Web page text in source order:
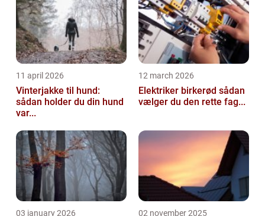
11 april 2026
Vinterjakke til hund:
sådan holder du din hund
var...
12 march 2026
Elektriker birkerød sådan
vælger du den rette fag...
03 january 2026 02 november 2025